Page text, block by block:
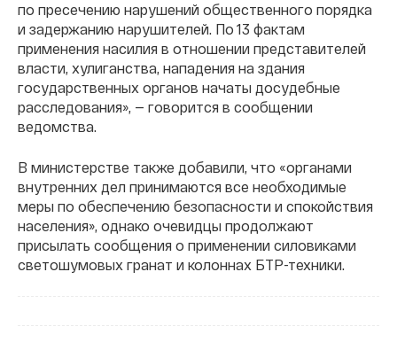
по пресечению нарушений общественного порядка
и задержанию нарушителей. По 13 фактам
применения насилия в отношении представителей
власти, хулиганства, нападения на здания
государственных органов начаты досудебные
расследования», — говорится в сообщении
ведомства.
В министерстве также добавили, что «органами
внутренних дел принимаются все необходимые
меры по обеспечению безопасности и спокойствия
населения», однако очевидцы продолжают
присылать сообщения о применении силовиками
светошумовых гранат и колоннах БТР-техники.